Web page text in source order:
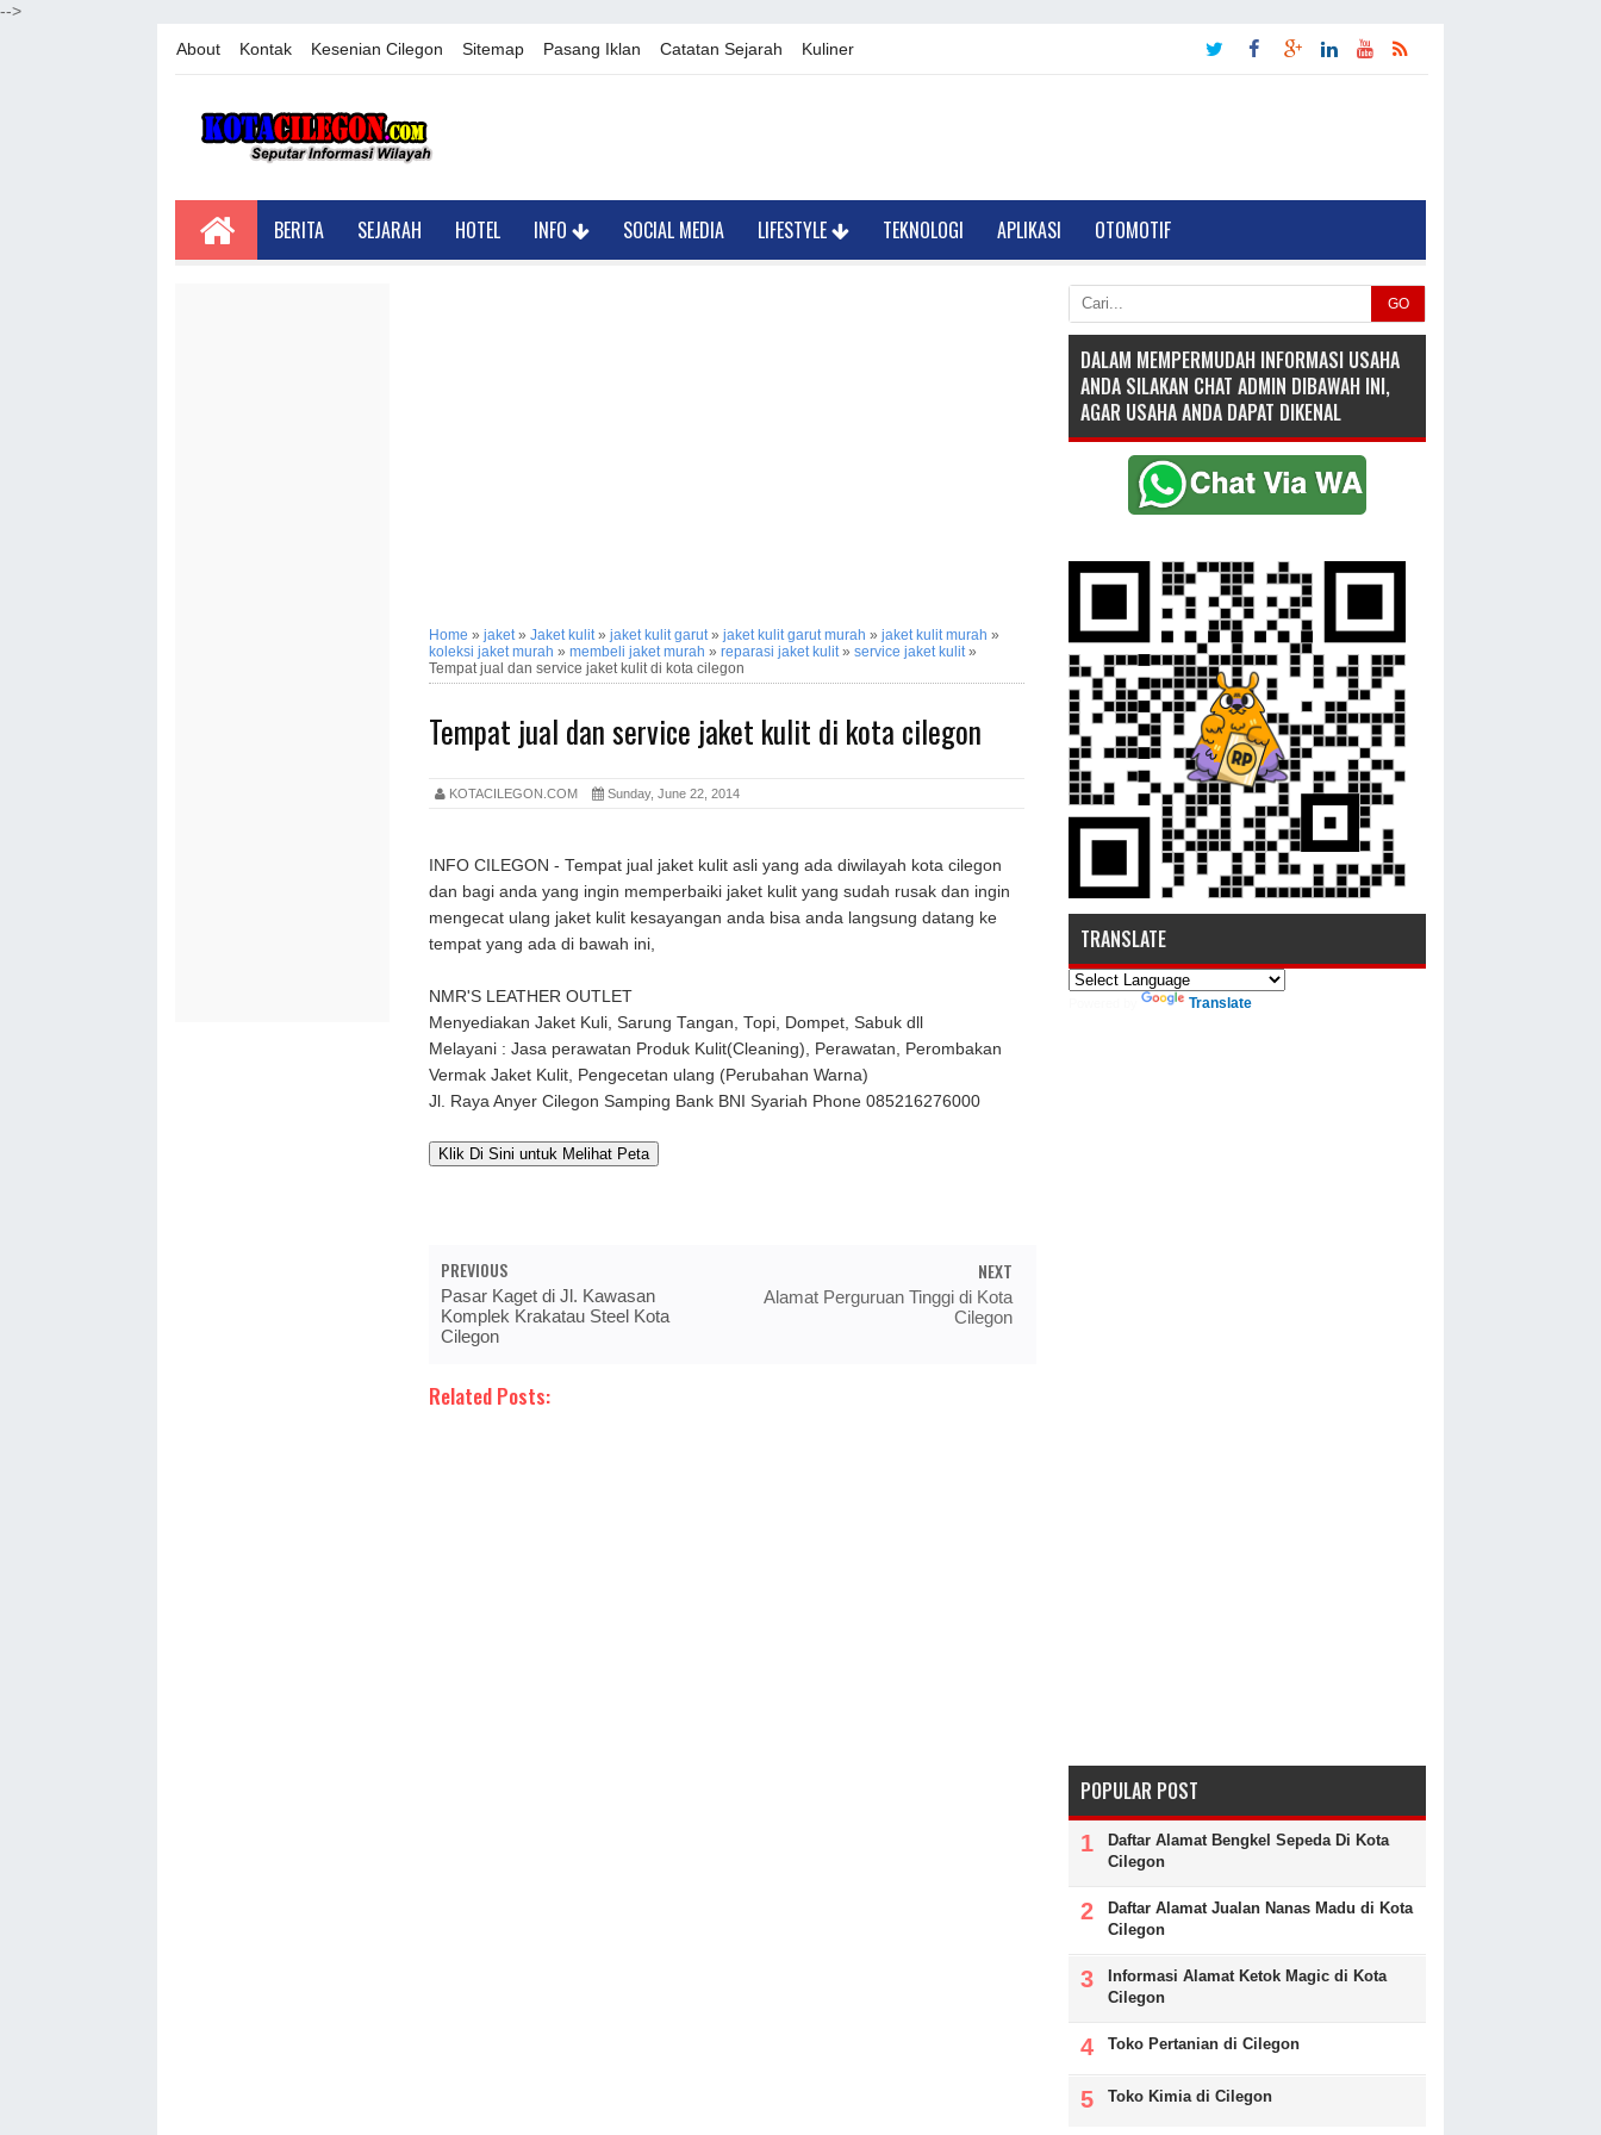
-->
About Kontak Kesenian Cilegon Sitemap Pasang Iklan Catatan Sejarah Kuliner
BERITA SEJARAH HOTEL INFO SOCIAL MEDIA LIFESTYLE TEKNOLOGI APLIKASI OTOMOTIF
Home » jaket» Jaket kulit» jaket kulit garut» jaket kulit garut murah » jaket kulit murah »
koleksi jaket murah » membeli jaket murah » reparasi jaket kulit» service jaket kulit»
Tempat jual dan service jaket kulit di kota cilegon
Tempat jual dan service jaket kulit di kota cilegon
KOTACILEGON.COM Sunday, June 22, 2014
INFO CILEGON - Tempat jual jaket kulit asli yang ada diwilayah kota cilegon
dan bagi anda yang ingin memperbaiki jaket kulit yang sudah rusak dan ingin
mengecat ulang jaket kulit kesayangan anda bisa anda langsung datang ke
tempat yang ada di bawah ini,
NMR'S LEATHER OUTLET
Menyediakan Jaket Kuli, Sarung Tangan, Topi, Dompet, Sabuk dll
Melayani : Jasa perawatan Produk Kulit(Cleaning), Perawatan, Perombakan
Vermak Jaket Kulit, Pengecetan ulang (Perubahan Warna)
Jl. Raya Anyer Cilegon Samping Bank BNI Syariah Phone 085216276000
Klik Di Sini untuk Melihat Peta
PREVIOUS
Pasar Kaget di Jl. Kawasan
Komplek Krakatau Steel Kota
Cilegon
NEXT
Alamat Perguruan Tinggi di Kota
Cilegon
Related Posts:
GO
DALAM MEMPERMUDAH INFORMASI USAHA
ANDA SILAKAN CHAT ADMIN DIBAWAH INI,
AGAR USAHA ANDA DAPAT DIKENAL
TRANSLATE
Translate
POPULAR POST
Daftar Alamat Bengkel Sepeda Di Kota
Cilegon
Daftar Alamat Jualan Nanas Madu di Kota
Cilegon
Informasi Alamat Ketok Magic di Kota
Cilegon
Toko Pertanian di Cilegon
Toko Kimia di Cilegon